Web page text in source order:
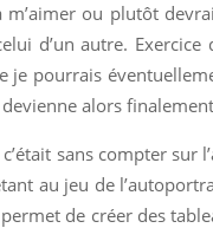
ou plutôt
d’un autre.
pourrais
alors
sans compter
au jeu de
de créer des